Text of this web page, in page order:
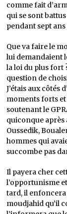
comme fait
qui se sont
pendant sept ans
Que va faire le
lui demandaient
la loi du plus fort
question de
J’étais aux côtés
moments forts
soutenant le
quiconque après
Oussedik,
hommes qui
succombe pas
Il payera cher
l’opportunisme
tard, il
moudjahid qu’il